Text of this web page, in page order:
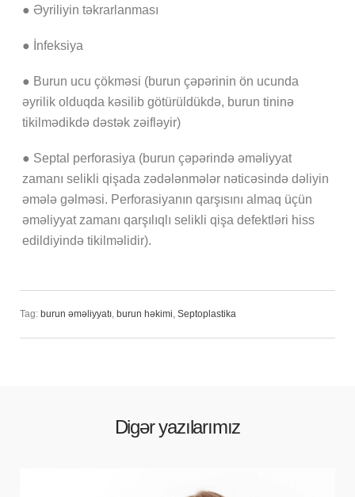
● Əyriliyin təkrarlanması
● İnfeksiya
● Burun ucu çökməsi (burun çəpərinin ön ucunda
əyrilik olduqda kəsilib götürüldükdə, burun tininə
tikilmədikdə dəstək zəifləyir)
● Septal perforasiya (burun çəpərində əməliyyat
zamanı selikli qişada zədələnmələr nəticəsində dəliyin
əmələ gəlməsi. Perforasiyanın qarşısını almaq üçün
əməliyyat zamanı qarşılıqlı selikli qişa defektləri hiss
edildiyində tikilməlidir).
Tag: burun əməliyyatı, burun həkimi, Septoplastika
Digər yazılarımız